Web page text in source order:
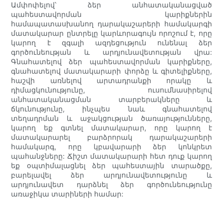
Ամփոփելով՝ ձեր անհատականացված
պահեստավորման կարիքներին
համապատասխանող դարակաշարերի համակարգի
մատակարար ընտրելը կարևորագույն որոշում է, որը
կարող է զգալի ազդեցություն ունենալ ձեր
գործունեության և արդյունավետության վրա:
Գնահատելով ձեր պահեստավորման կարիքները,
գնահատելով մատակարարի փորձը և գիտելիքները,
հաշվի առնելով արտադրանքի որակը և
դիմացկունությունը, ուսումնասիրելով
անհատականացման տարբերակները և
ճկունությունը, ինչպես նաև գնահատելով
տեղադրման և աջակցության ծառայությունները,
կարող եք գտնել մատակարար, որը կարող է
մատակարարել բարձրորակ դարակաշարերի
համակարգ, որը կբավարարի ձեր կոնկրետ
պահանջները: Ճիշտ մատակարարի հետ դուք կարող
եք օպտիմալացնել ձեր պահեստային տարածքը,
բարելավել ձեր արդյունավետությունը և
արդյունավետ դարձնել ձեր գործունեությունը
առաջիկա տարիների համար: